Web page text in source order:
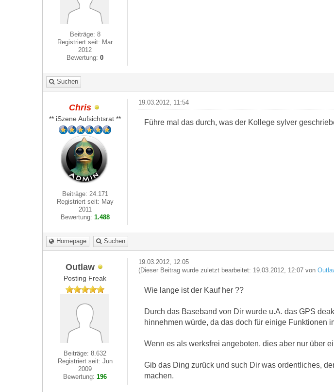
Beiträge: 8
Registriert seit: Mar
2012
Bewertung:0
Suchen
Chris
** iSzene Aufsichtsrat **
Beiträge: 24.171
Registriert seit: May
2011
Bewertung: 1.488
19.03.2012, 11:54
Führe mal das durch, was der Kollege sylver
Homepage Suchen
Outlaw
Posting Freak
Beiträge: 8.632
Registriert seit: Jun
2009
Bewertung:196
19.03.2012, 12:05
(Dieser Beitrag wurde zuletzt bearbeitet: 19.03.2012, 12:07 von
Wie lange ist der Kauf her ??
Durch das Baseband von Dir wurde u.A. das GPS
hinnehmen würde, da das doch für einige Funktionen
Wenn es als werksfrei angeboten, dies aber nur über
Gib das Ding zurück und such Dir was ordentliches,
machen.